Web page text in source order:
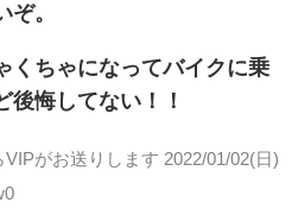
ぞ。
くちゃになってバイクに乗
後悔してない！！
VIPがお送りします 2022/01/02(日)